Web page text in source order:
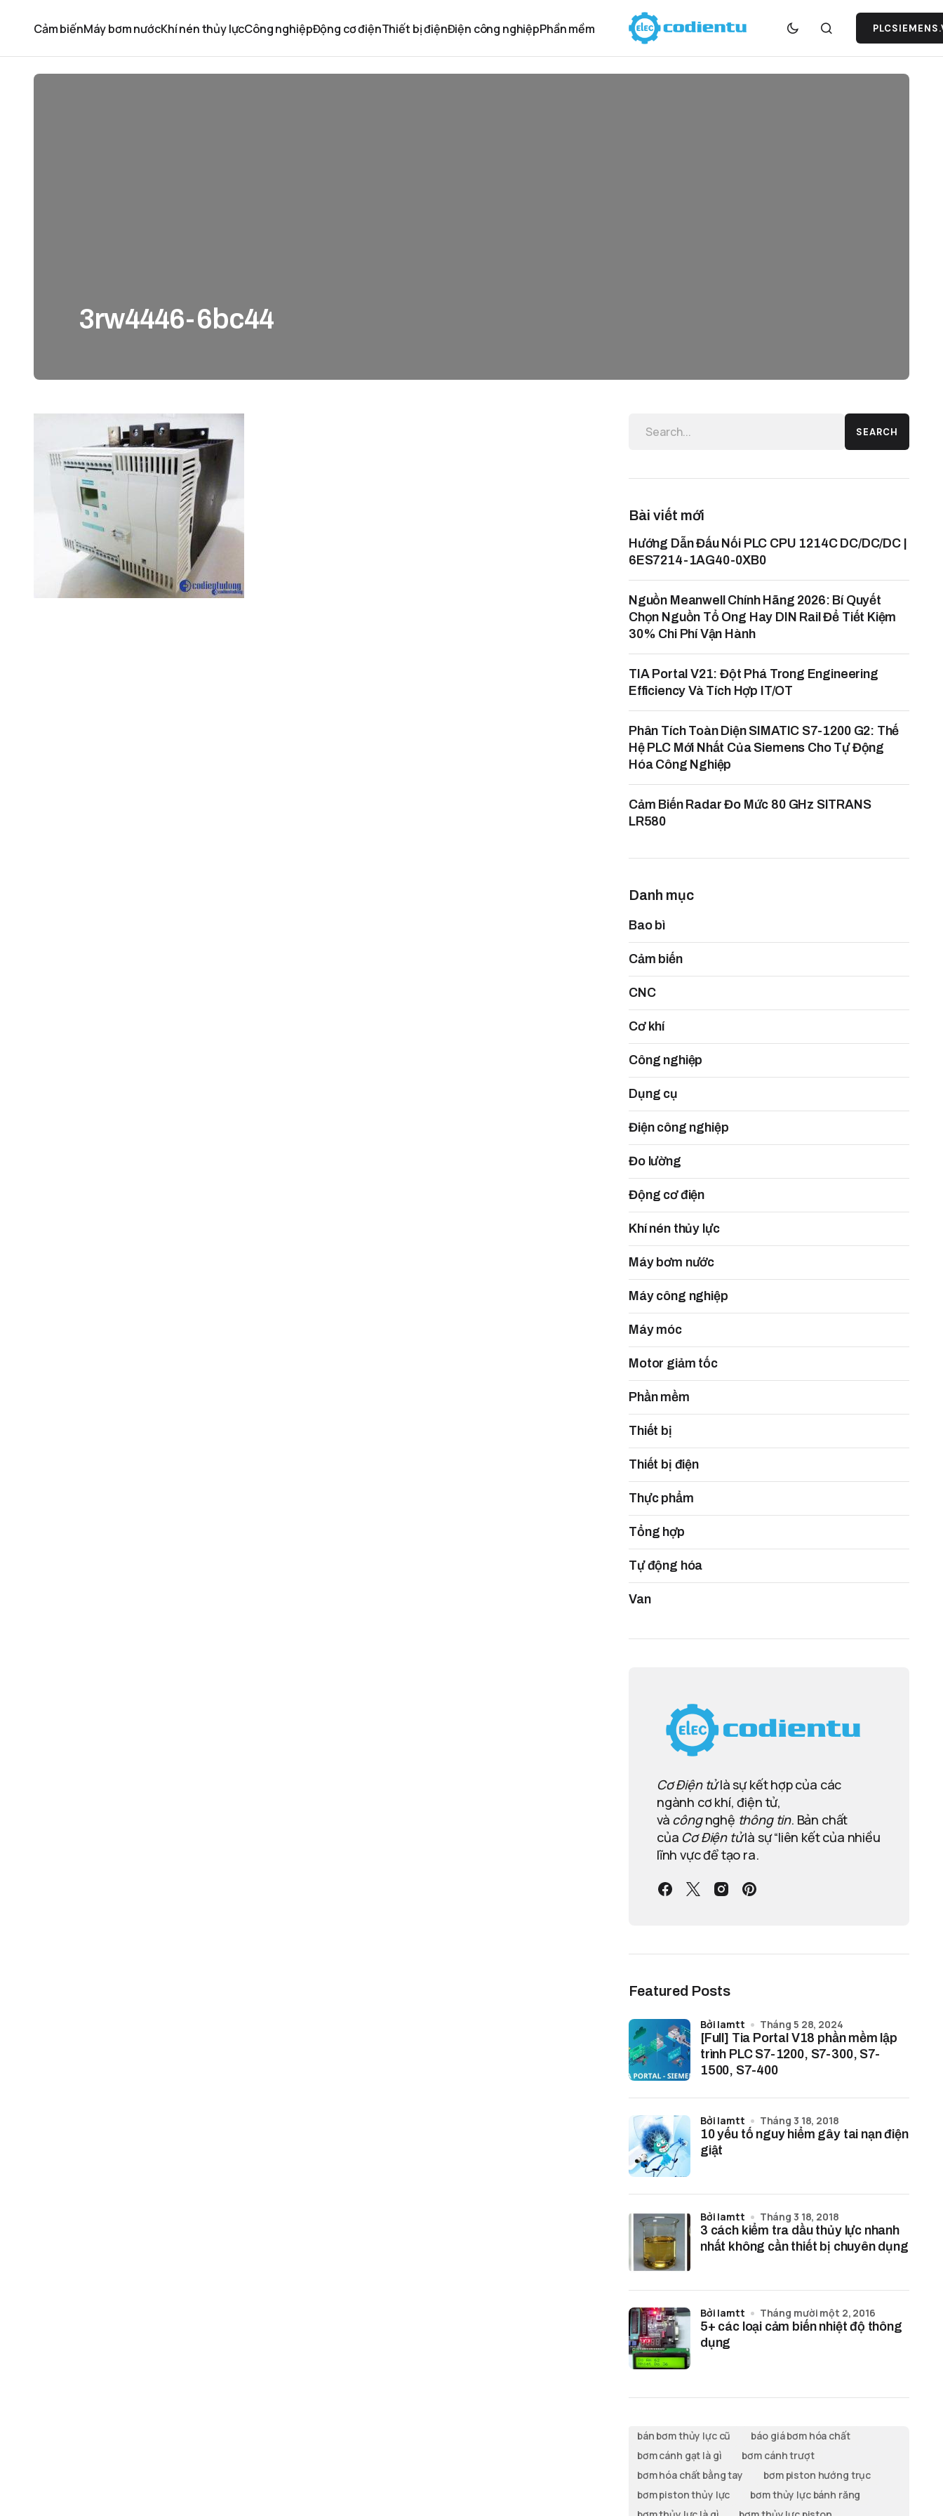
Cảm biếnMáy bơm nướcKhí nén thủy lựcCông nghiệpĐộng cơ điệnThiết bị điệnĐiện công nghiệpPhần mềm
3rw4446-6bc44
SEARCH
Bài viết mới
Hướng Dẫn Đấu Nối PLC CPU 1214C DC/DC/DC |
6ES7214-1AG40-0XB0
Nguồn Meanwell Chính Hãng 2026: Bí Quyết
Chọn Nguồn Tổ Ong Hay DIN Rail Để Tiết Kiệm
30% Chi Phí Vận Hành
TIA Portal V21: Đột Phá Trong Engineering
Efficiency Và Tích Hợp IT/OT
Phân Tích Toàn Diện SIMATIC S7-1200 G2: Thế
Hệ PLC Mới Nhất Của Siemens Cho Tự Động
Hóa Công Nghiệp
Cảm Biến Radar Đo Mức 80 GHz SITRANS
LR580
Danh mục
Bao bì
Cảm biến
CNC
Cơ khí
Công nghiệp
Dụng cụ
Điện công nghiệp
Đo lường
Động cơ điện
Khí nén thủy lực
Máy bơm nước
Máy công nghiệp
Máy móc
Motor giảm tốc
Phần mềm
Thiết bị
Thiết bị điện
Thực phẩm
Tổng hợp
Tự động hóa
Van
Cơ Điện tửlà sự kết hợp của các
ngành cơ khí, điện tử,
và côngnghệ thông tin. Bản chất
của Cơ Điện tửlà sự “liên kết của nhiều
lĩnh vực để tạo ra.
Featured Posts
[Full] Tia Portal V18 phần mềm lập
trình PLC S7-1200, S7-300, S7-
1500, S7-400
bởi lamtt Tháng 5 28, 2024
10 yếu tố nguy hiểm gây tai nạn điện
giật
bởi lamtt Tháng 3 18, 2018
3 cách kiểm tra dầu thủy lực nhanh
nhất không cần thiết bị chuyên dụng
bởi lamtt Tháng 3 18, 2018
5+ các loại cảm biến nhiệt độ thông
dụng
bởi lamtt Tháng mười một 2, 2016
bán bơm thủy lực cũ
báo giá bơm hóa chất
bơm cánh gạt là gì
bơm cánh trượt
bơm hóa chất bằng tay
bơm piston hướng trục
bơm piston thủy lực
bơm thủy lực bánh răng